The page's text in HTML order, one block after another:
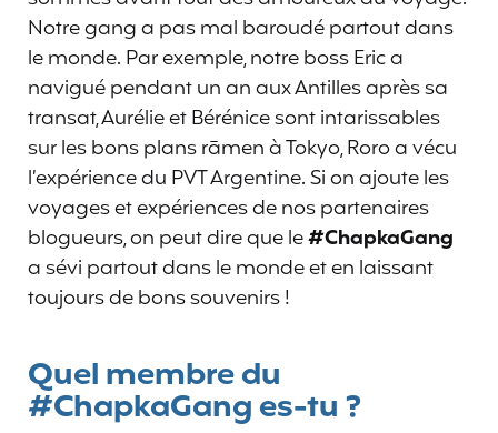
Notre gang a pas mal baroudé partout dans
le monde. Par exemple, notre boss Eric a
navigué pendant un an aux Antilles après sa
transat, Aurélie et Bérénice sont intarissables
sur les bons plans rāmen à Tokyo, Roro a vécu
l’expérience du PVT Argentine. Si on ajoute les
voyages et expériences de nos partenaires
blogueurs, on peut dire que le#ChapkaGang
a sévi partout dans le monde et en laissant
toujours de bons souvenirs !
Quel membre du
#ChapkaGang es-tu ?